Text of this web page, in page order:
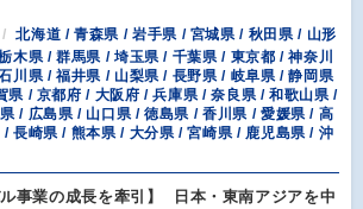
北海道 / 青森県 / 岩手県 / 宮城県 / 秋田県 / 山形
木県 / 群馬県 / 埼玉県 / 千葉県 / 東京都 / 神奈川
川県 / 福井県 / 山梨県 / 長野県 / 岐阜県 / 静岡県
県 / 京都府 / 大阪府 / 兵庫県 / 奈良県 / 和歌山県 /
/ 広島県 / 山口県 / 徳島県 / 香川県 / 愛媛県 / 高
長崎県 / 熊本県 / 大分県 / 宮崎県 / 鹿児島県 / 沖
ル事業の成長を牽引】 日本・東南アジアを中